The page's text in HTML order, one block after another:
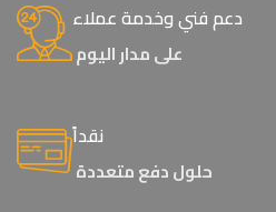
دعم فني وخدمة عملاء
على مدار اليوم
نقداً
حلول دفع متعددة